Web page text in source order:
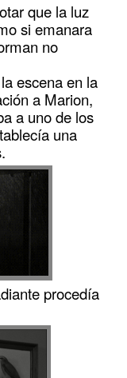
que la luz
si emanara
no
escena en la
a Marion,
a uno de los
una
procedía